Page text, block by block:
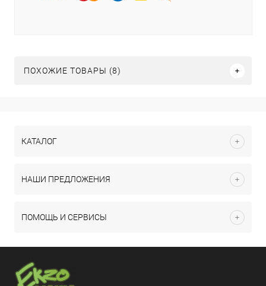
ПОХОЖИЕ ТОВАРЫ (8)
КАТАЛОГ
НАШИ ПРЕДЛОЖЕНИЯ
ПОМОЩЬ И СЕРВИСЫ